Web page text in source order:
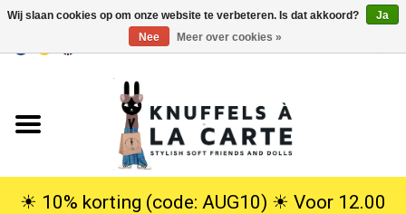
USD
Knuffels
☀︎ 10% korting (code: AUG10) ☀︎ Voor 12.00
Wij slaan cookies op om onze website te verbeteren. Is dat akkoord?
Ja
Nee
Meer over cookies »